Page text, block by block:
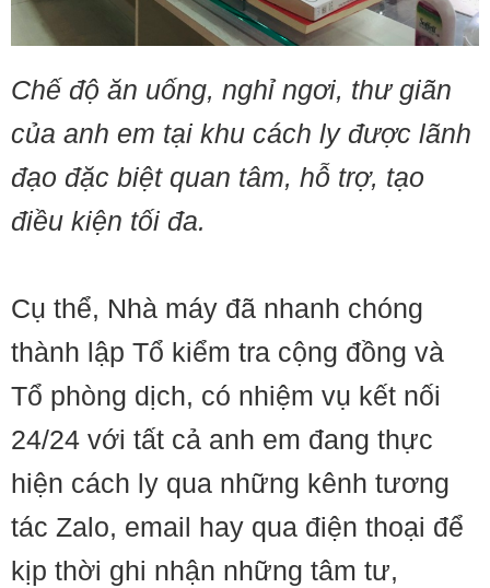
Chế độ ăn uống, nghỉ ngơi, thư giãn
của anh em tại khu cách ly được lãnh
đạo đặc biệt quan tâm, hỗ trợ, tạo
điều kiện tối đa.
Cụ thể, Nhà máy đã nhanh chóng
thành lập Tổ kiểm tra cộng đồng và
Tổ phòng dịch, có nhiệm vụ kết nối
24/24 với tất cả anh em đang thực
hiện cách ly qua những kênh tương
tác Zalo, email hay qua điện thoại để
kịp thời ghi nhận những tâm tư,